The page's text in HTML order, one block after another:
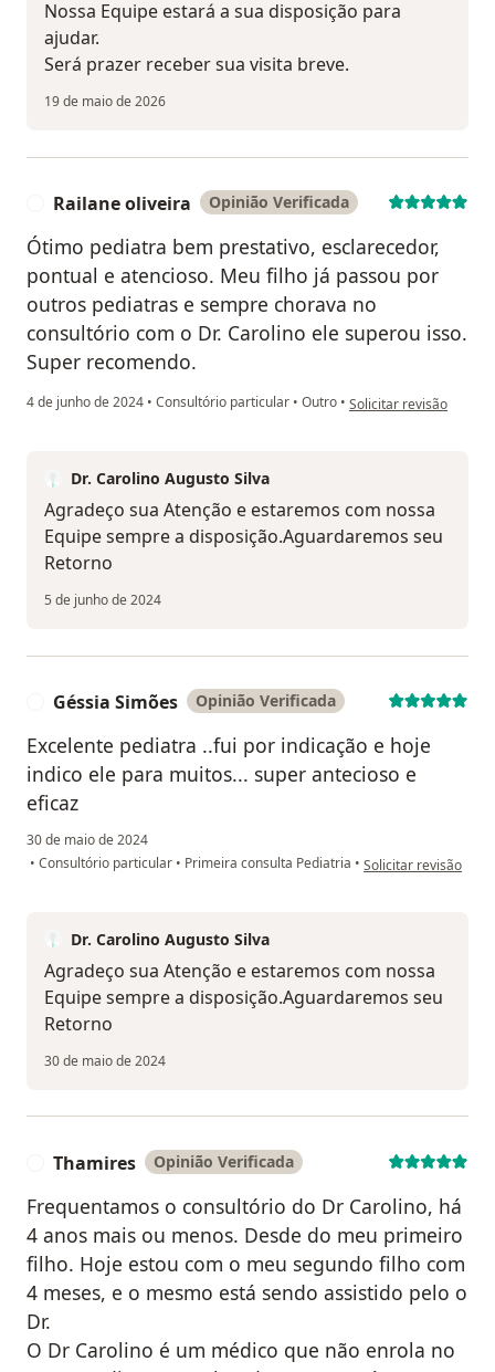
Nossa Equipe estará a sua disposição para
ajudar.
Será prazer receber sua visita breve.
19 de maio de 2026
Railane oliveira Opinião Verificada
Ótimo pediatra bem prestativo, esclarecedor,
pontual e atencioso. Meu filho já passou por
outros pediatras e sempre chorava no
consultório com o Dr. Carolino ele superou isso.
Super recomendo.
4 de junho de 2024 • Consultório particular • Outro • na opinião do
Solicitar revisão
Dr. Carolino Augusto Silva
Agradeço sua Atenção e estaremos com nossa
Equipe sempre a disposição.Aguardaremos seu
Retorno
5 de junho de 2024
Géssia Simões Opinião Verificada
Excelente pediatra ..fui por indicação e hoje
indico ele para muitos... super antecioso e
eficaz
30 de maio de 2024
• Consultório particular • Primeira consulta Pediatria • na opinião do
Solicitar revisão
Dr. Carolino Augusto Silva
Agradeço sua Atenção e estaremos com nossa
Equipe sempre a disposição.Aguardaremos seu
Retorno
30 de maio de 2024
Thamires Opinião Verificada
Frequentamos o consultório do Dr Carolino, há
4 anos mais ou menos. Desde do meu primeiro
filho. Hoje estou com o meu segundo filho com
4 meses, e o mesmo está sendo assistido pelo o
Dr.
O Dr Carolino é um médico que não enrola no